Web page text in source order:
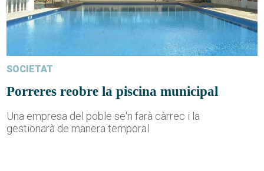
SOCIETAT
Porreres reobre la piscina municipal
Una empresa del poble se'n farà càrrec i la
gestionarà de manera temporal